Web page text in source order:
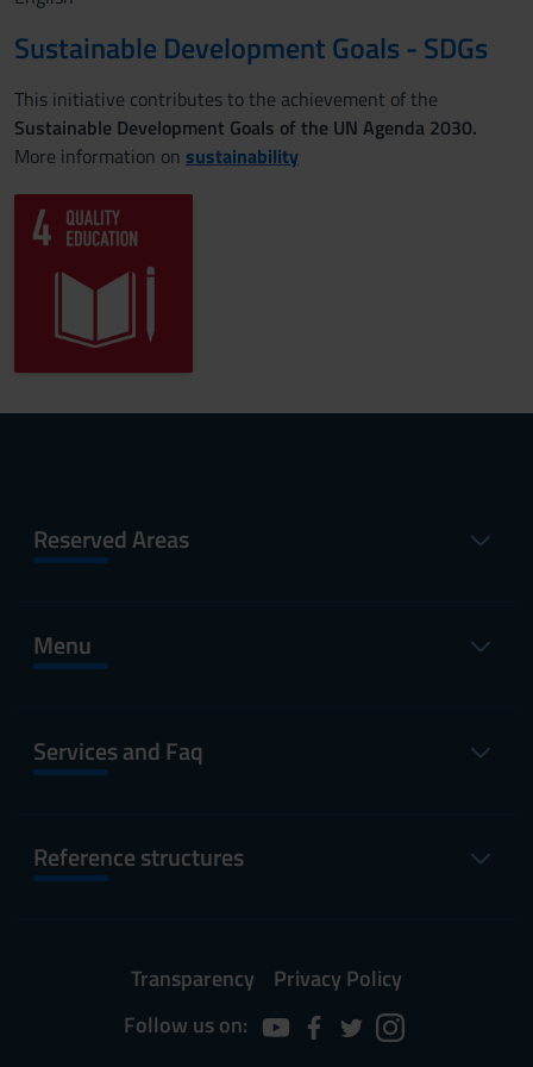
Sustainable Development Goals - SDGs
This initiative contributes to the achievement of the
Sustainable Development Goals of the UN Agenda 2030.
More information on sustainability
Reserved Areas
Menu
Services and Faq
Reference structures
Transparency
Privacy Policy
Follow us on: